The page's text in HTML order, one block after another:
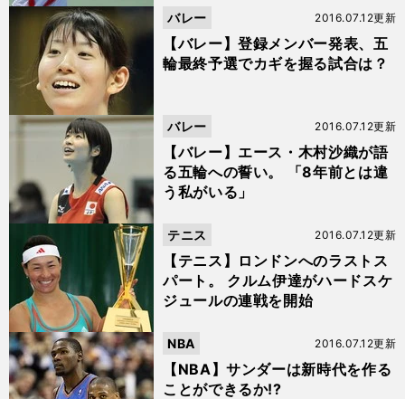
【バレー】登録メンバー発表、五
輪最終予選でカギを握る試合は？
2016.07.12更新
バレー
【バレー】エース・木村沙織が語
る五輪への誓い。 「8年前とは違
う私がいる」
2016.07.12更新
バレー
【テニス】ロンドンへのラストス
パート。 クルム伊達がハードスケ
ジュールの連戦を開始
2016.07.12更新
テニス
【NBA】サンダーは新時代を作る
ことができるか!?
2016.07.12更新
NBA